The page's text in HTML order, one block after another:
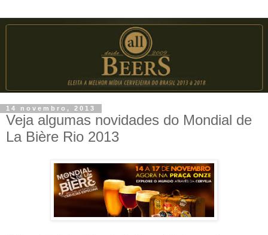
14 novembro, 2013
Veja algumas novidades do Mondial de
La Bière Rio 2013